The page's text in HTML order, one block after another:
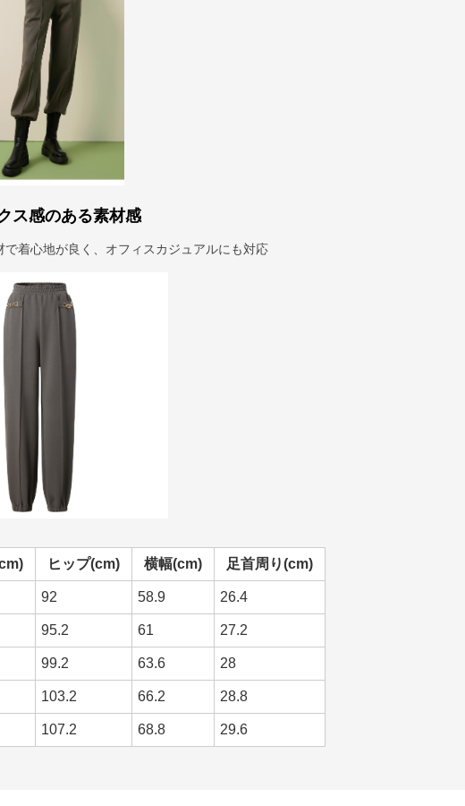
ス感のある素材感
着心地が良く、オフィスカジュアルにも対応
ヒップ(cm) 横幅(cm) 足首周り(cm)
92 58.9 26.4
95.2 61 27.2
99.2 63.6 28
103.2 66.2 28.8
107.2 68.8 29.6